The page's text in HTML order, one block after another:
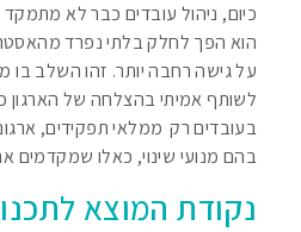
כיום, ניהול עובדים כבר לא מתמקד
הוא הפך לחלק בלתי נפרד
על גישה רחבה יותר. זהו השלב בו
לשותף אמיתי בהצלחה של הארגון
בעובדים רק ממלאי תפקידים,
בהם מנועי שינוי, כאלו שמקדמים
נקודת המוצא